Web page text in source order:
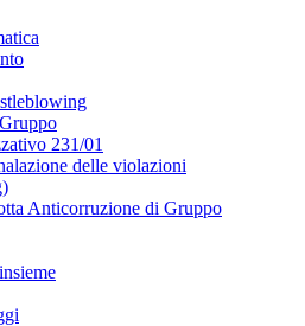
231/01
delle violazioni
Anticorruzione di Gruppo